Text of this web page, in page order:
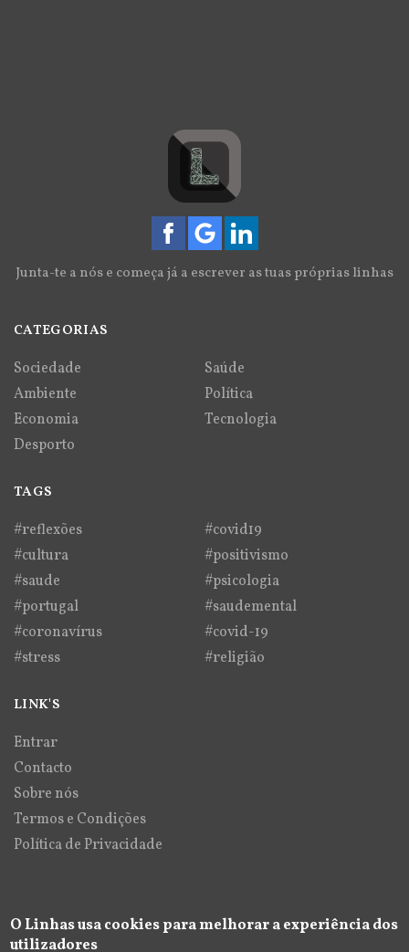
Junta-te a nós e começa já a escrever as tuas próprias linhas
CATEGORIAS
Sociedade
Saúde
Ambiente
Política
Economia
Tecnologia
Desporto
TAGS
#reflexões
#covid19
#cultura
#positivismo
#saude
#psicologia
#portugal
#saudemental
#coronavírus
#covid-19
#stress
#religião
LINK'S
Entrar
Contacto
Sobre nós
Termos e Condições
Política de Privacidade
O Linhas usa cookies para melhorar a experiência dos
utilizadores